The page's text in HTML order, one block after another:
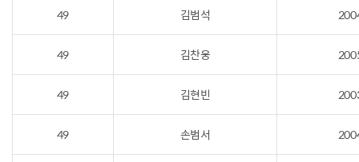
49 김범석
49 김찬웅
49 김현빈
49 손범서